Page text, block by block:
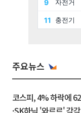
주요뉴스
코스피, 4% 하락에
·SK하닉 '와르르' 각